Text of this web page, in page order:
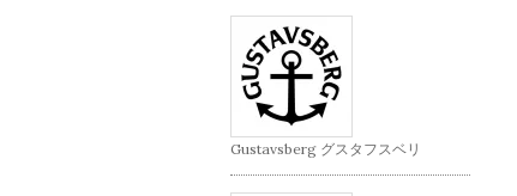
Gustavsberg グスタフスベリ